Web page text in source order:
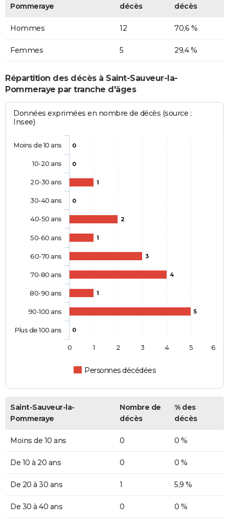
Pommeraye
décès
décès
Hommes 12 70,6 %
Femmes 5 29,4 %
Répartition des décès à Saint-Sauveur-la-
Pommeraye par tranche d'âges
Données exprimées en nombre de décès (source :
Insee)
0
0
1
0
2
1
3
4
1
5
0
Personnes décédées
Moins de 10 ans
10-20 ans
20-30 ans
30-40 ans
40-50 ans
50-60 ans
60-70 ans
70-80 ans
80-90 ans
90-100 ans
Plus de 100 ans
0 1 2 3 4 5 6
Saint-Sauveur-la-
Pommeraye
Nombre de
décès
% des
décès
Moins de 10 ans 0 0 %
De 10 à 20 ans 0 0 %
De 20 à 30 ans 1 5,9 %
De 30 à 40 ans 0 0 %